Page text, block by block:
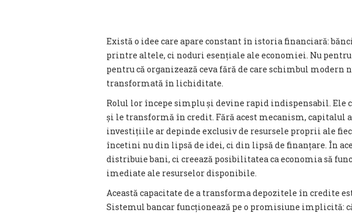
Există o idee care apare constant în istoria financiară:
printre altele, ci noduri esențiale ale economiei. Nu
pentru că organizează ceva fără de care schimbul modern
transformată în lichiditate.
Rolul lor începe simplu și devine rapid indispensabil. Ele
și le transformă în credit. Fără acest mecanism, capitalul
investițiile ar depinde exclusiv de resursele proprii ale
încetini nu din lipsă de idei, ci din lipsă de finanțare. În
distribuie bani, ci creează posibilitatea ca economia să
imediate ale resurselor disponibile.
Această capacitate de a transforma depozitele în credite
Sistemul bancar funcționează pe o promisiune implicită: